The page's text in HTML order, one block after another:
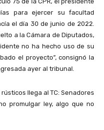
para ejercer su facultad
el día 30 de junio de 2022.
a la Cámara de Diputados,
no ha hecho uso de su
el proyecto”, consignó la
ayer al tribunal.
llega al TC: Senadores
promulgar ley, algo que no